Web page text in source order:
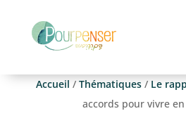
Accueil / Thématiques/ Le
accords pour vivre